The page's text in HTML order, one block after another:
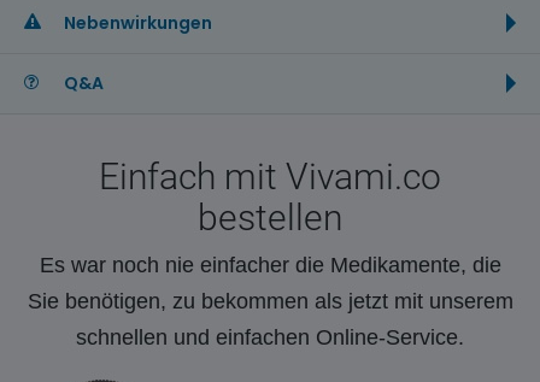
Nebenwirkungen
Q&A
Einfach mit Vivami.co
bestellen
Es war noch nie einfacher die Medikamente, die
Sie benötigen, zu bekommen als jetzt mit unserem
schnellen und einfachen Online-Service.